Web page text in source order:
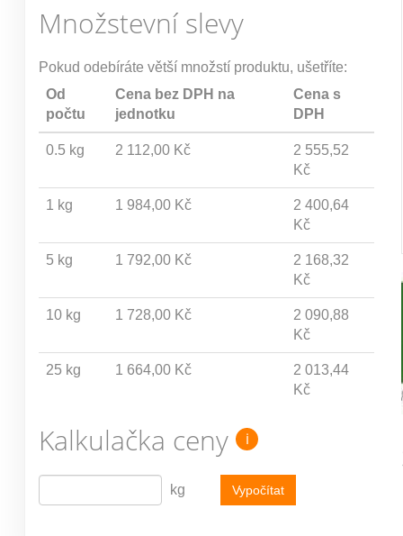
Množstevní slevy
Pokud odebíráte větší množstí produktu, ušetříte:
Od
počtu
Cena bez DPH na
jednotku
Cena s
DPH
0.5 kg 2 112,00 Kč
2 555,52
Kč
1 kg 1 984,00 Kč
2 400,64
Kč
5 kg 1 792,00 Kč
2 168,32
Kč
10 kg 1 728,00 Kč
2 090,88
Kč
25 kg 1 664,00 Kč
2 013,44
Kč
Kalkulačka ceny i
kg Vypočítat